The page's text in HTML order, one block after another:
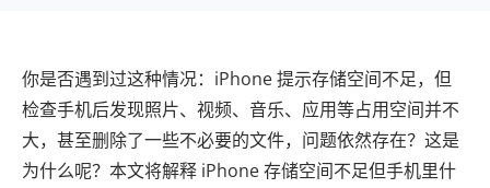
你是否遇到过这种情况：iPhone 提示存储空间不足，但
检查手机后发现照片、视频、音乐、应用等占用空间并不
大，甚至删除了一些不必要的文件，问题依然存在？这是
为什么呢？本文将解释 iPhone 存储空间不足但手机里什